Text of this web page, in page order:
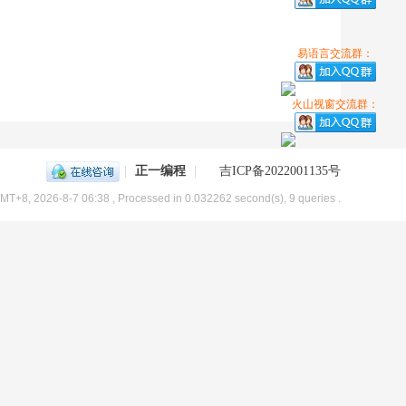
易语言交流群：
火山视窗交流群：
正一编程 吉ICP备2022001135号
2026-8-7 06:38 , Processed in 0.032262 second(s), 9 queries .